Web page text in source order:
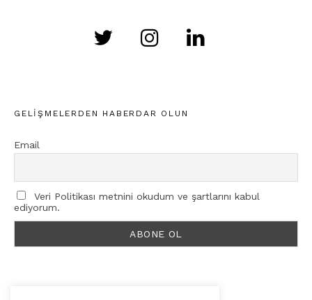
GELIŞMELERDEN HABERDAR OLUN
Email
Veri Politikası metnini okudum ve şartlarını kabul
ediyorum.